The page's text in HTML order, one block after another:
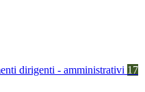
dirigenti - amministrativi 17